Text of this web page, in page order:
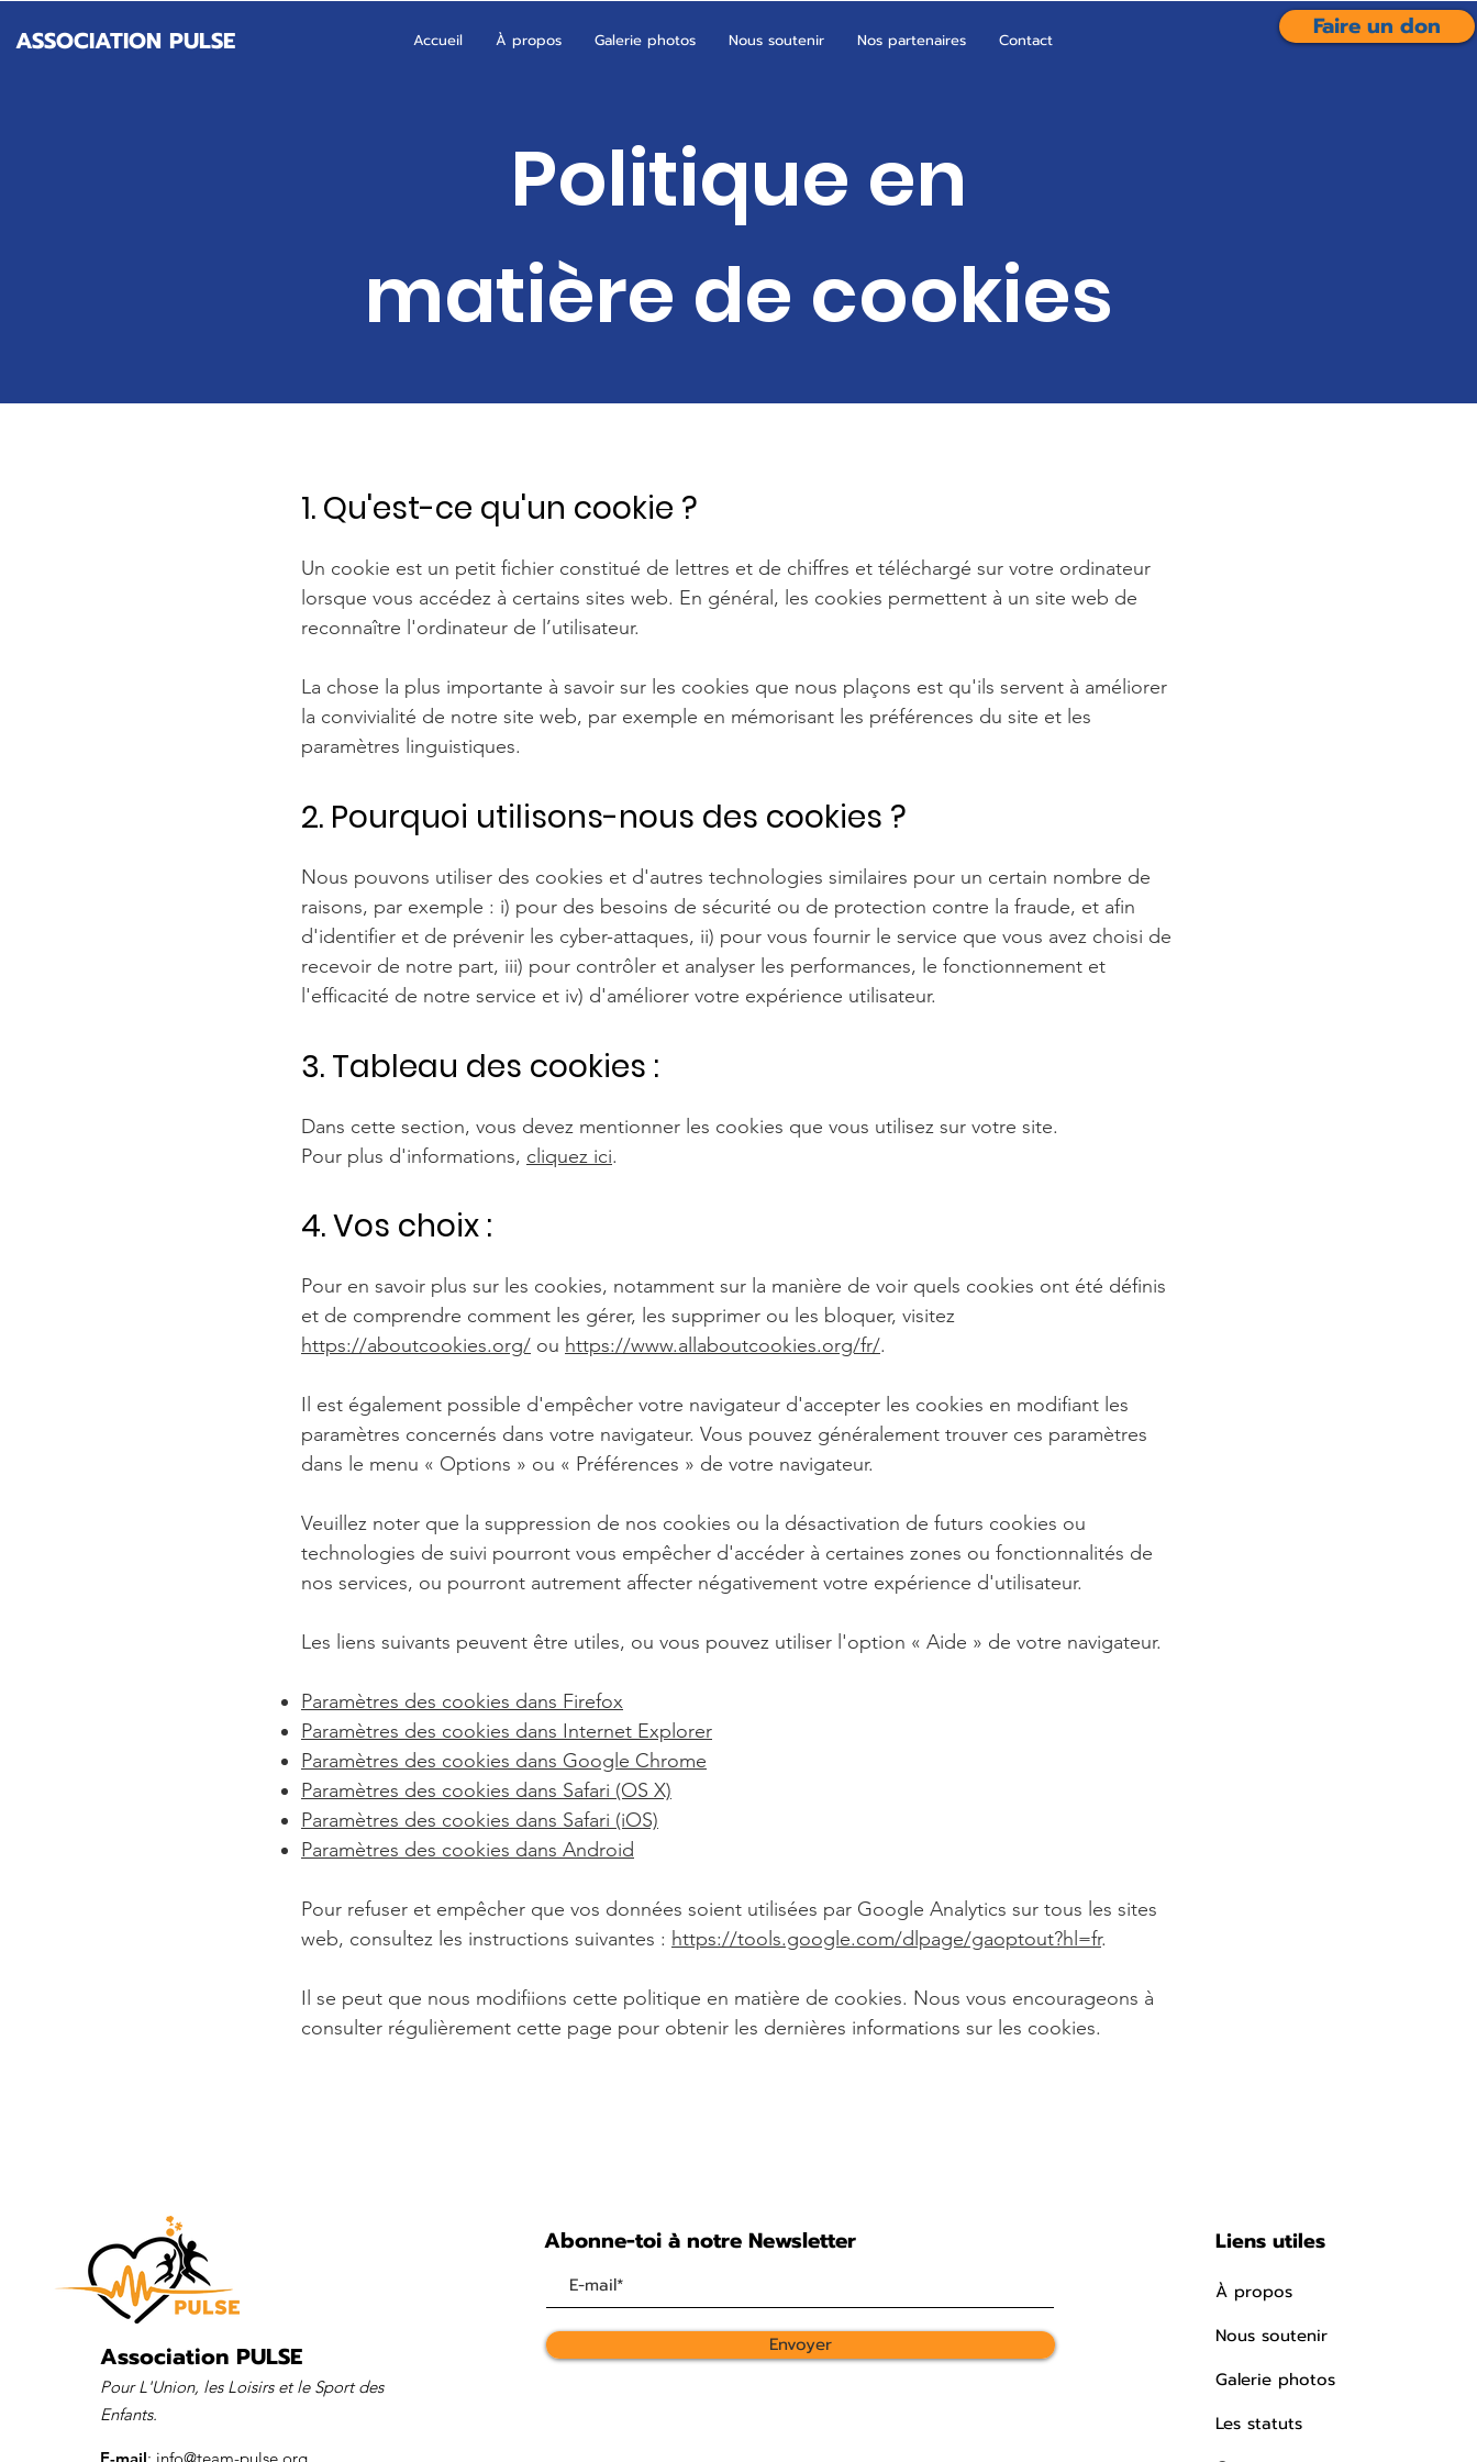
ASSOCIATION PULSE Faire un don
Accueil À propos Galerie photos Nous soutenir Nos partenaires Contact
Politique en
matière de cookies
1. Qu'est-ce qu'un cookie ?
Un cookie est un petit fichier constitué de lettres et de chiffres et téléchargé sur votre ordinateur
lorsque vous accédez à certains sites web. En général, les cookies permettent à un site web de
reconnaître l'ordinateur de l’utilisateur.
La chose la plus importante à savoir sur les cookies que nous plaçons est qu'ils servent à améliorer
la convivialité de notre site web, par exemple en mémorisant les préférences du site et les
paramètres linguistiques.
2. Pourquoi utilisons-nous des cookies ?
Nous pouvons utiliser des cookies et d'autres technologies similaires pour un certain nombre de
raisons, par exemple : i) pour des besoins de sécurité ou de protection contre la fraude, et afin
d'identifier et de prévenir les cyber-attaques, ii) pour vous fournir le service que vous avez choisi de
recevoir de notre part, iii) pour contrôler et analyser les performances, le fonctionnement et
l'efficacité de notre service et iv) d'améliorer votre expérience utilisateur.
3. Tableau des cookies :
Dans cette section, vous devez mentionner les cookies que vous utilisez sur votre site.
Pour plus d'informations, cliquez ici.
4. Vos choix :
Pour en savoir plus sur les cookies, notamment sur la manière de voir quels cookies ont été définis
et de comprendre comment les gérer, les supprimer ou les bloquer, visitez
https://aboutcookies.org/ ou https://www.allaboutcookies.org/fr/.
Il est également possible d'empêcher votre navigateur d'accepter les cookies en modifiant les
paramètres concernés dans votre navigateur. Vous pouvez généralement trouver ces paramètres
dans le menu « Options » ou « Préférences » de votre navigateur.
Veuillez noter que la suppression de nos cookies ou la désactivation de futurs cookies ou
technologies de suivi pourront vous empêcher d'accéder à certaines zones ou fonctionnalités de
nos services, ou pourront autrement affecter négativement votre expérience d'utilisateur.
Les liens suivants peuvent être utiles, ou vous pouvez utiliser l'option « Aide » de votre navigateur.
Paramètres des cookies dans Firefox
Paramètres des cookies dans Internet Explorer
Paramètres des cookies dans Google Chrome
Paramètres des cookies dans Safari (OS X)
Paramètres des cookies dans Safari (iOS)
Paramètres des cookies dans Android
Pour refuser et empêcher que vos données soient utilisées par Google Analytics sur tous les sites
web, consultez les instructions suivantes : https://tools.google.com/dlpage/gaoptout?hl=fr.
Il se peut que nous modifiions cette politique en matière de cookies. Nous vous encourageons à
consulter régulièrement cette page pour obtenir les dernières informations sur les cookies.
Association PULSE
Pour L'Union, les Loisirs et le Sport des
Enfants.
Liens utiles
À propos
Nous soutenir
Galerie photos
Les statuts
Abonne-toi à notre Newsletter
Envoyer